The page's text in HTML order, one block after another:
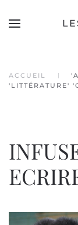
Accéder au
ACCUEIL
'LITTÉRATURE'